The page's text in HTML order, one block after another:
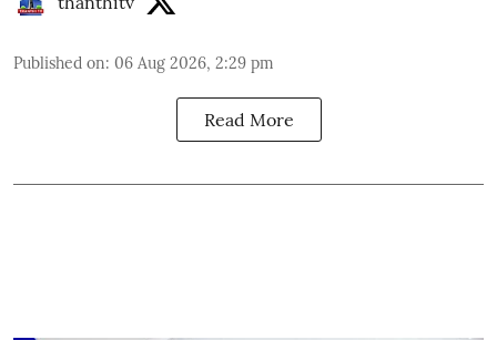
Published on: 06 Aug 2026, 2:29 pm
Read More